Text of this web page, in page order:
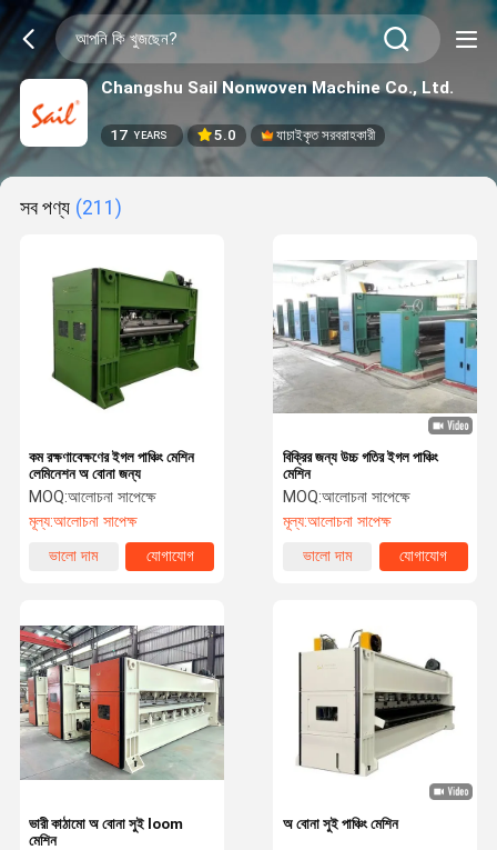
Changshu Sail Nonwoven Machine Co., Ltd.
17 YEARS 5.0 যাচাইকৃত সরবরাহকারী
সব পণ্য (211)
কম রক্ষণাবেক্ষণের ইগল পাঞ্চিং মেশিন
লেমিনেশন অ বোনা জন্য
MOQ:আলোচনা সাপেক্ষে
মূল্য:আলোচনা সাপেক্ষ
ভালো দাম
যোগাযোগ
বিক্রির জন্য উচ্চ গতির ইগল পাঞ্চিং
মেশিন
MOQ:আলোচনা সাপেক্ষে
মূল্য:আলোচনা সাপেক্ষ
ভালো দাম
যোগাযোগ
ভারী কাঠামো অ বোনা সুই loom
মেশিন
অ বোনা সুই পাঞ্চিং মেশিন